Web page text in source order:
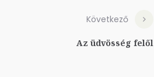
Következő
Az üdvösség felől